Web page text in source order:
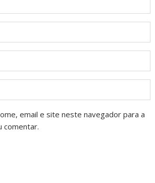
email e site neste navegador para a
comentar.